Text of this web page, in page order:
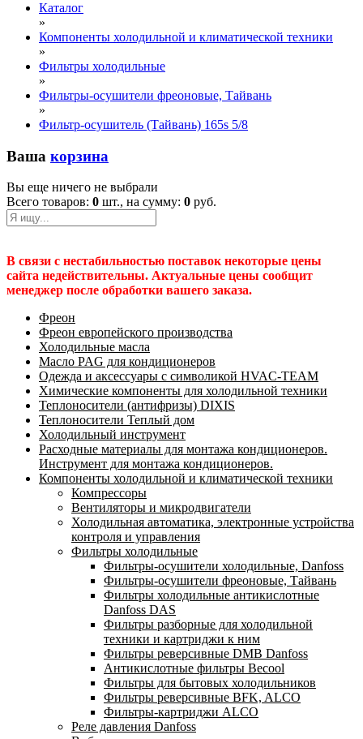
Каталог
»
Компоненты холодильной и климатической техники
»
Фильтры холодильные
»
Фильтры-осушители фреоновые, Тайвань
»
Фильтр-осушитель (Тайвань) 165s 5/8
Ваша корзина
Вы еще ничего не выбрали
Всего товаров: 0 шт., на сумму: 0 руб.
В связи с нестабильностью поставок некоторые цены
сайта недействительны. Актуальные цены сообщит
менеджер после обработки вашего заказа.
Фреон
Фреон европейского производства
Холодильные масла
Масло PAG для кондиционеров
Одежда и аксессуары с символикой HVAC-TEAM
Химические компоненты для холодильной техники
Теплоносители (антифризы) DIXIS
Теплоносители Теплый дом
Холодильный инструмент
Расходные материалы для монтажа кондиционеров.
Инструмент для монтажа кондиционеров.
Компоненты холодильной и климатической техники
Компрессоры
Вентиляторы и микродвигатели
Холодильная автоматика, электронные устройства
контроля и управления
Фильтры холодильные
Фильтры-осушители холодильные, Danfoss
Фильтры-осушители фреоновые, Тайвань
Фильтры холодильные антикислотные
Danfoss DAS
Фильтры разборные для холодильной
техники и картриджи к ним
Фильтры реверсивные DMB Danfoss
Антикислотные фильтры Becool
Фильтры для бытовых холодильников
Фильтры реверсивные BFK, ALCO
Фильтры-картриджи ALCO
Реле давления Danfoss